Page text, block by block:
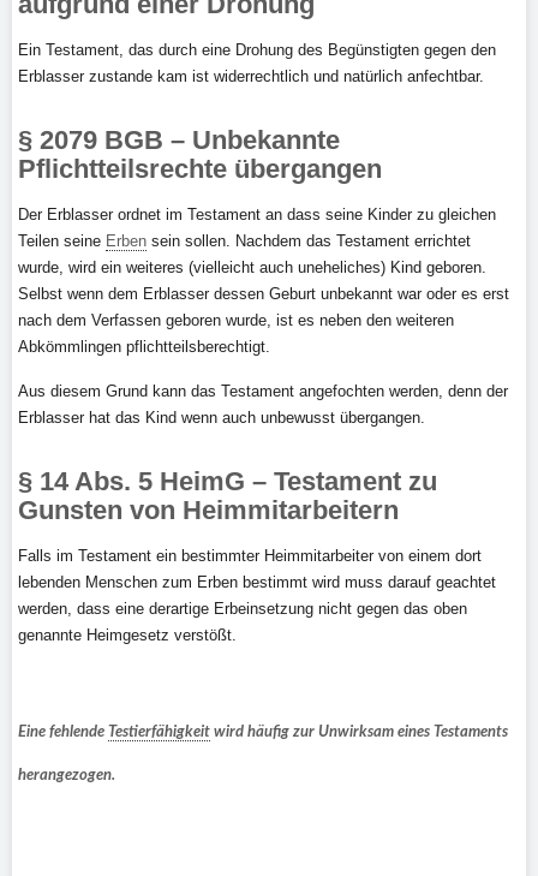
Ein Testament, das durch eine Drohung des Begünstigten gegen den
Erblasser zustande kam ist widerrechtlich und natürlich anfechtbar.
§ 2079 BGB – Unbekannte
Pflichtteilsrechte übergangen
Der Erblasser ordnet im Testament an dass seine Kinder zu gleichen
Teilen seine Erben sein sollen. Nachdem das Testament errichtet
wurde, wird ein weiteres (vielleicht auch uneheliches) Kind geboren.
Selbst wenn dem Erblasser dessen Geburt unbekannt war oder es erst
nach dem Verfassen geboren wurde, ist es neben den weiteren
Abkömmlingen pflichtteilsberechtigt.
Aus diesem Grund kann das Testament angefochten werden, denn der
Erblasser hat das Kind wenn auch unbewusst übergangen.
§ 14 Abs. 5 HeimG – Testament zu
Gunsten von Heimmitarbeitern
Falls im Testament ein bestimmter Heimmitarbeiter von einem dort
lebenden Menschen zum Erben bestimmt wird muss darauf geachtet
werden, dass eine derartige Erbeinsetzung nicht gegen das oben
genannte Heimgesetz verstößt.
Eine fehlende Testierfähigkeit wird häufig zur Unwirksam eines Testaments
herangezogen.